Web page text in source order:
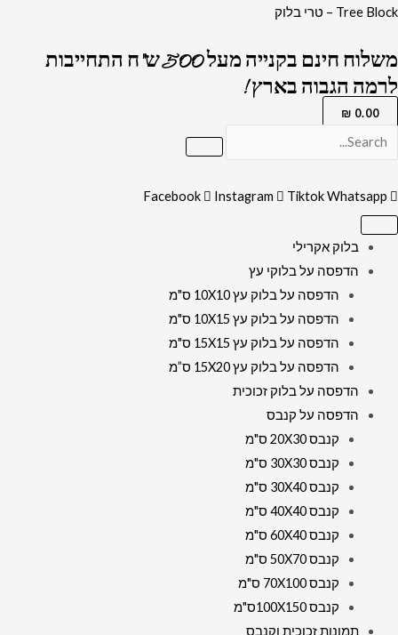
דילוג
Tree Block – טרי בלוק
משלוח חינם בקנייה מעל 500 ש"ח התחייבות
לרמה הגבוה בארץ !
0.00
₪
Facebook Instagram TiktokWhatsapp
בלוק אקרילי
הדפסה על בלוקי עץ
הדפסה על בלוק עץ 10X10 ס"מ
הדפסה על בלוק עץ 10X15 ס"מ
הדפסה על בלוק עץ 15X15 ס"מ
הדפסה על בלוק עץ 15X20 ס”מ
הדפסה על בלוק זכוכית
הדפסה על קנבס
קנבס 20X30 ס"מ
קנבס 30X30 ס"מ
קנבס 30X40 ס"מ
קנבס 40X40 ס"מ
קנבס 60X40 ס"מ
קנבס 50X70 ס"מ
קנבס 70X100 ס"מ
קנבס 100X150ס"מ
תמונות זכוכית וקנבס
כמות
2532-
תמונה
מעוצבת
זכוכית
ברכות
ההפטרה
כנסת